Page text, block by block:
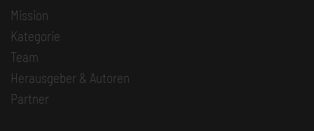
Mission
Kategorie
Team
Herausgeber & Autoren
Partner